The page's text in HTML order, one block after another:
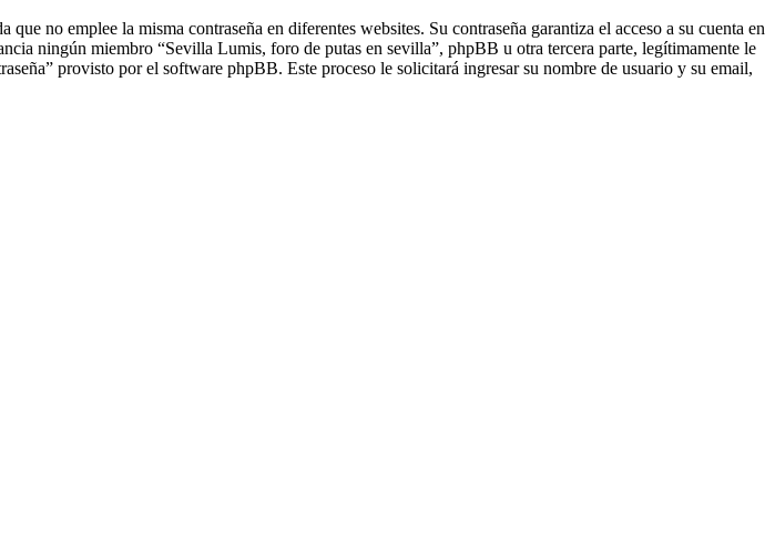
no emplee la misma contraseña en diferentes websites. Su contraseña garantiza el acceso a su cuenta en
ningún miembro “Sevilla Lumis, foro de putas en sevilla”, phpBB u otra tercera parte, legítimamente le
provisto por el software phpBB. Este proceso le solicitará ingresar su nombre de usuario y su email,